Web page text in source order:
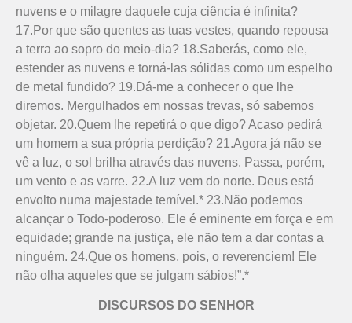
nuvens e o milagre daquele cuja ciência é infinita?
17.Por que são quentes as tuas vestes, quando repousa
a terra ao sopro do meio-dia? 18.Saberás, como ele,
estender as nuvens e torná-las sólidas como um espelho
de metal fundido? 19.Dá-me a conhecer o que lhe
diremos. Mergulhados em nossas trevas, só sabemos
objetar. 20.Quem lhe repetirá o que digo? Acaso pedirá
um homem a sua própria perdição? 21.Agora já não se
vê a luz, o sol brilha através das nuvens. Passa, porém,
um vento e as varre. 22.A luz vem do norte. Deus está
envolto numa majestade temível.* 23.Não podemos
alcançar o Todo-poderoso. Ele é eminente em força e em
equidade; grande na justiça, ele não tem a dar contas a
ninguém. 24.Que os homens, pois, o reverenciem! Ele
não olha aqueles que se julgam sábios!”.*
DISCURSOS DO SENHOR